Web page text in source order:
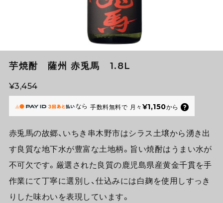
芋焼酎 薩州 赤兎馬 1.8L
¥3,454
なら 手数料無料で 月々 ¥1,150から
赤兎馬の故郷、いちき串木野市はシラス土壌から湧き出
す良質な地下水が豊富な土地柄。旨い焼酎はうまい水が
不可欠です。厳選された良質の鹿児島県産黄金千貫を手
作業にて丁寧に選別し、仕込みには白麹を使用しすっき
りした味わいを表現しています。